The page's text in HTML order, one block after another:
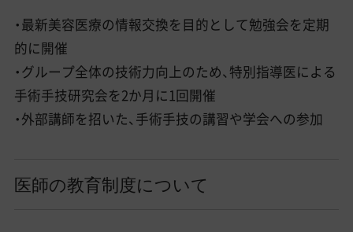
・最新美容医療の情報交換を目的として勉強会を定期
的に開催
・グループ全体の技術力向上のため、特別指導医による
手術手技研究会を2か月に1回開催
・外部講師を招いた、手術手技の講習や学会への参加
医師の教育制度について